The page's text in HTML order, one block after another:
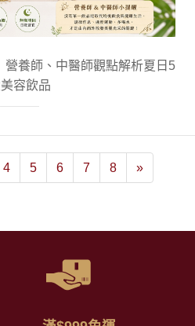
營養師、中醫師觀點解析夏日5
容飲品
4 5 6 7 8 »